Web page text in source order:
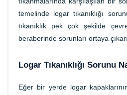
temelinde logar tıkanıklığı
tıkanıklık pek çok şekilde
beraberinde sorunları ortaya
Logar Tıkanıklığı Sorunu
Eğer bir yerde logar